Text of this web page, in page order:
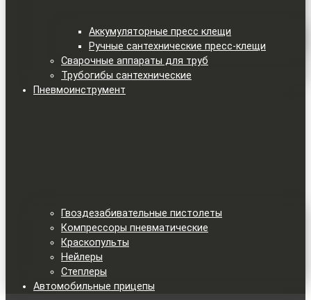
Аккумуляторные пресс клещи
Ручные сантехнические пресс-клещи
Сварочные аппараты для труб
Трубогибы сантехнические
Пневмоинструмент
Гвоздезабивательные пистолеты
Компрессоры пневматические
Краскопульты
Нейлеры
Степлеры
Автомобильные прицепы